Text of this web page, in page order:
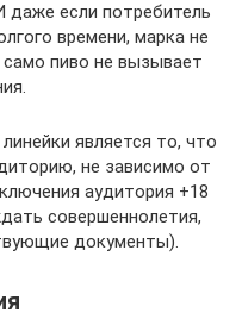
если потребитель
времени, марка не
пиво не вызывает
является то, что
не зависимо от
аудитория +18
совершеннолетия,
документы).